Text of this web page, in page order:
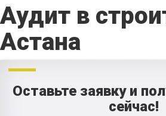
Аудит в
Астана
Оставьте заявку и
сейчас!